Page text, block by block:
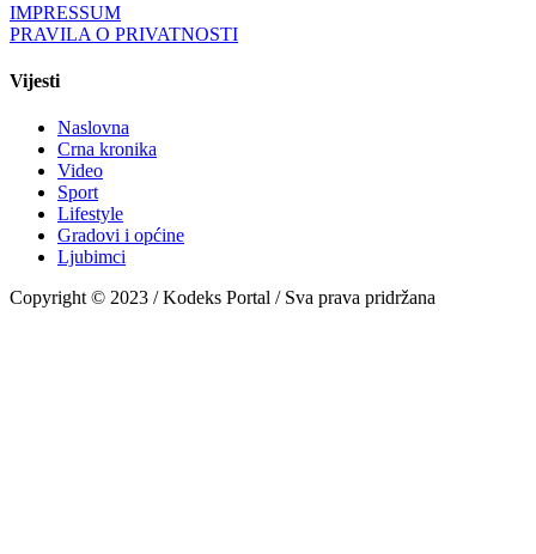
IMPRESSUM
PRAVILA O PRIVATNOSTI
Vijesti
Naslovna
Crna kronika
Video
Sport
Lifestyle
Gradovi i općine
Ljubimci
Copyright © 2023 / Kodeks Portal / Sva prava pridržana